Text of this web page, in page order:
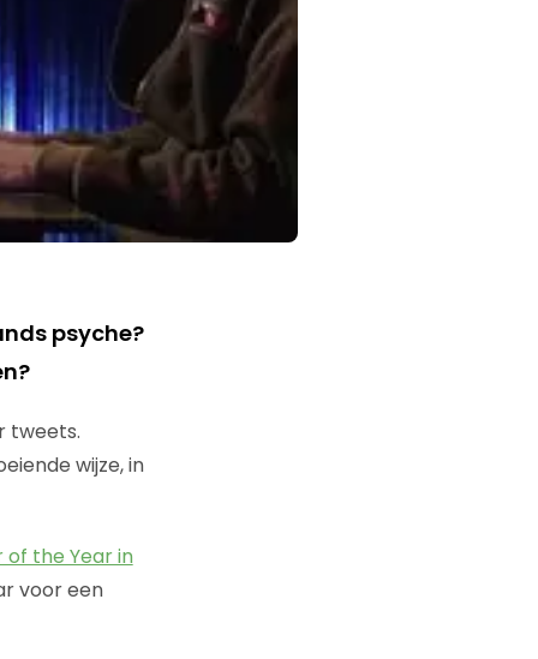
psyche?
tweets.
wijze, in
the Year in
voor een